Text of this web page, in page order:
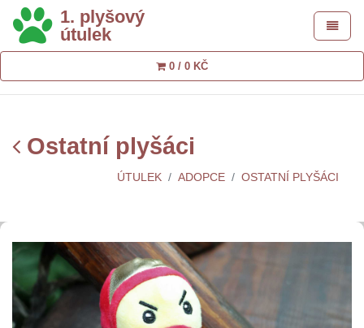
1. plyšový
útulek
Toggle
0 / 0 KČ
Ostatní plyšáci
ÚTULEK ADOPCE OSTATNÍ PLYŠÁCI